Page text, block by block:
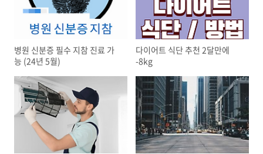
병원 신분증 필수 지참 진료 가
능 (24년 5월)
다이어트 식단 추천 2달만에
-8kg